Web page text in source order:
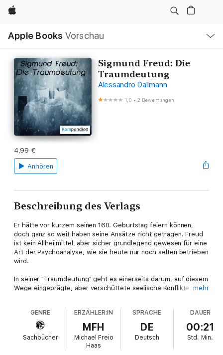
Apple
Apple Books Vorschau
Navigation
Menü
öffnen
Sigmund Freud: Die
Traumdeutung
Alessandro Dallmann
1,0 •2 Bewertungen
4,99 €
Anhören
Beschreibung des Verlags
Er hätte vor kurzem seinen 160. Geburtstag feiern können,
doch ganz so weit haben seine Ansätze nicht getragen. Freud
ist kein Allheilmittel, aber sicher grundlegend gewesen für eine
Art der Psychoanalyse, wie sie heute nur noch selten betrieben
wird.
In seiner "Traumdeutung" geht es einerseits darum, auf diesem
Wege eingeprägte, aber verschüttete seelische Konflikte
diagnostischer Absicht; ihre Gepflogenheiten nämlich sind es
nach seiner Ansicht, die zu Zwangsneurosen führen, denen
sich der Einzelne nur schwer entziehen kann.
"Die Traumdeutung" gilt als Vorläufer von "Totem und Tabu",
mehr
GENRE
Sachbücher
ERZÄHLER:IN
MFH
Michael Freio
Haas
SPRACHE
DE
Deutsch
DAUER
00:21
Std. Min.